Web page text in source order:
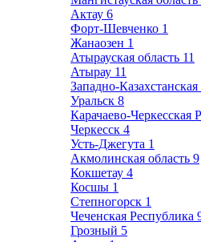
Актау 6
Форт-Шевченко 1
Жанаозен 1
Атырауская область 11
Атырау 11
Западно-Казахстанская
Уральск 8
Карачаево-Черкесская
Черкесск 4
Усть-Джегута 1
Акмолинская область 9
Кокшетау 4
Косшы 1
Степногорск 1
Чеченская Республика
Грозный 5